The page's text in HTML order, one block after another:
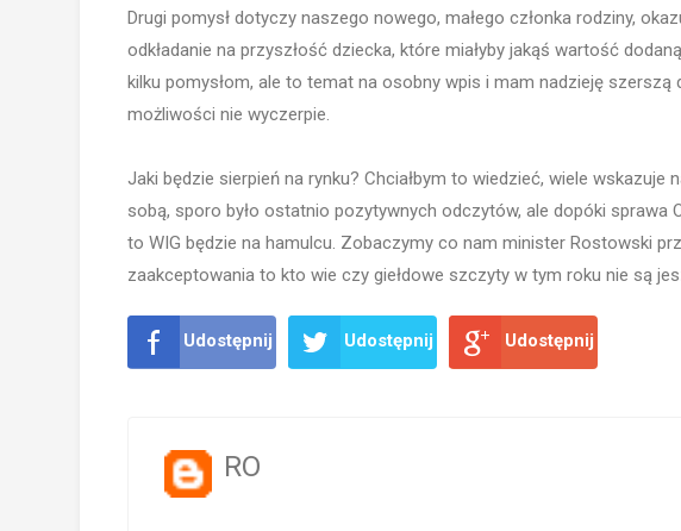
Drugi pomysł dotyczy naszego nowego, małego członka rodziny,
odkładanie na przyszłość dziecka, które miałyby jakąś wartość
kilku pomysłom, ale to temat na osobny wpis i mam nadzieję szerszą
możliwości nie wyczerpie.
Jaki będzie sierpień na rynku? Chciałbym to wiedzieć, wiele wskazuje
sobą, sporo było ostatnio pozytywnych odczytów, ale dopóki sprawa
to WIG będzie na hamulcu. Zobaczymy co nam minister Rostowski
zaakceptowania to kto wie czy giełdowe szczyty w tym roku nie są
Udostępnij Udostępnij Udostępnij
RO